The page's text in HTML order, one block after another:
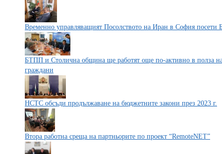
Временно управляващият Посолството на Иран в София
БТПП и Столична община ще работят още по-активно в полза
граждани
НСТС обсъди продължаване на бюджетните закони през 2023 г.
Втора работна среща на партньорите по проект “RemoteNET”